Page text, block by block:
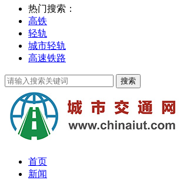
热门搜索：
高铁
轻轨
城市轻轨
高速铁路
首页
新闻